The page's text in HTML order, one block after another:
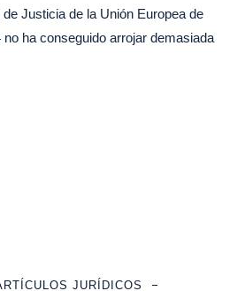
Justicia de la Unión Europea de
no ha conseguido arrojar demasiada
JURÍDICOS